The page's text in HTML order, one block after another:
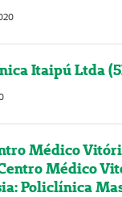
Itaipú Ltda
Médico
Médico
Policlínica